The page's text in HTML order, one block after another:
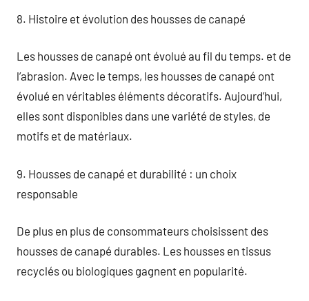
8. Histoire et évolution des housses de canapé
Les housses de canapé ont évolué au fil du temps. et de
l’abrasion. Avec le temps, les housses de canapé ont
évolué en véritables éléments décoratifs. Aujourd’hui,
elles sont disponibles dans une variété de styles, de
motifs et de matériaux.
9. Housses de canapé et durabilité : un choix
responsable
De plus en plus de consommateurs choisissent des
housses de canapé durables. Les housses en tissus
recyclés ou biologiques gagnent en popularité.